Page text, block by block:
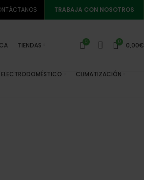
TRABAJA CON NOSOTROS
TIENDAS 0 0 0,00€
ELECTRODOMÉSTICO CLIMATIZACIÓN